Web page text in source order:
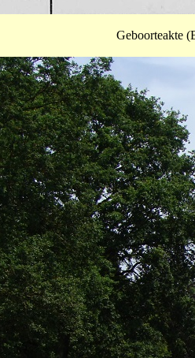
Geboorteakte